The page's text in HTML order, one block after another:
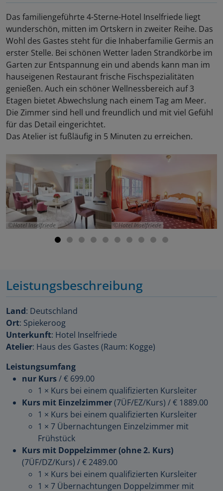
Das familiengeführte 4-Sterne-Hotel Inselfriede liegt
wunderschön, mitten im Ortskern in zweiter Reihe. Das
Wohl des Gastes steht für die Inhaberfamilie Germis an
erster Stelle. Bei schönen Wetter laden Strandkörbe im
Garten zur Entspannung ein und abends kann man im
hauseigenen Restaurant frische Fischspezialitäten
genießen. Auch ein schöner Wellnessbereich auf 3
Etagen bietet Abwechslung nach einem Tag am Meer.
Die Zimmer sind hell und freundlich und mit viel Gefühl
für das Detail eingerichtet.
Das Atelier ist fußläufig in 5 Minuten zu erreichen.
Hotel Inselfriede Hotel Inselfriede
Leistungsbeschreibung
Land: Deutschland
Ort: Spiekeroog
Unterkunft: Hotel Inselfriede
Atelier: Haus des Gastes (Raum: Kogge)
Leistungsumfang
nur Kurs/€ 699.00
1 × Kurs bei einem qualifizierten Kursleiter
Kurs mit Einzelzimmer(7ÜF/EZ/Kurs) /€ 1889.00
1 × Kurs bei einem qualifizierten Kursleiter
1 × 7 Übernachtungen Einzelzimmer mit
Frühstück
Kurs mit Doppelzimmer (ohne 2. Kurs)
(7ÜF/DZ/Kurs) /€ 2489.00
1 × Kurs bei einem qualifizierten Kursleiter
1 × 7 Übernachtungen Doppelzimmer mit